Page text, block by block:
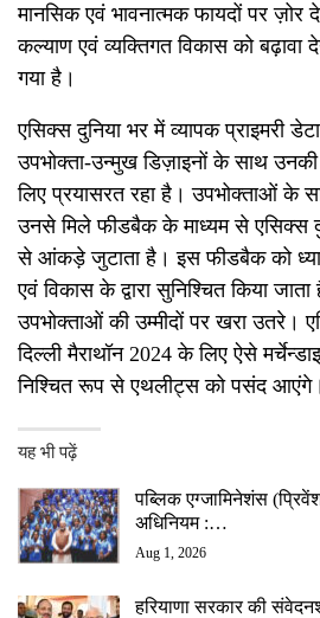
मानसिक एवं भावनात्मक फायदों पर
कल्याण एवं व्यक्तिगत विकास को बढ़ावा
गया है।
एसिक्स दुनिया भर में व्यापक प्राइमरी
उपभोक्ता-उन्मुख डिज़ाइनों के साथ
लिए प्रयासरत रहा है। उपभोक्ताओं के
उनसे मिले फीडबैक के माध्यम से एसिक्स
से आंकड़े जुटाता है। इस फीडबैक को
एवं विकास के द्वारा सुनिश्चित किया
उपभोक्ताओं की उम्मीदों पर खरा उतरे।
दिल्ली मैराथॉन 2024 के लिए ऐसे
निश्चित रूप से एथलीट्स को पसंद आएंगे।
यह भी पढ़ें
पब्लिक एग्जामिनेशंस
अधिनियम :…
Aug 1, 2026
हरियाणा सरकार की